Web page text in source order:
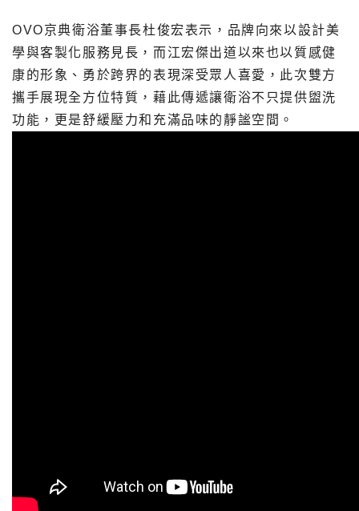
OVO京典衛浴董事長杜俊宏表示，品牌向來以設計美
學與客製化服務見長，而江宏傑出道以來也以質感健
康的形象、勇於跨界的表現深受眾人喜愛，此次雙方
攜手展現全方位特質，藉此傳遞讓衛浴不只提供盥洗
功能，更是舒緩壓力和充滿品味的靜謐空間。